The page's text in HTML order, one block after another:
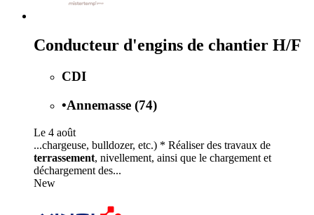
Conducteur d'engins de chantier H/F
CDI
•Annemasse (74)
Le 4 août
...chargeuse, bulldozer, etc.) * Réaliser des travaux de
terrassement, nivellement, ainsi que le chargement et
déchargement des...
New